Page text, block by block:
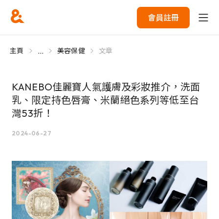
會員註冊
主頁 ... 美容保健 文章
KANEBO佳麗寶人氣護膚及彩妝推介，洗面
乳、限定持色唇膏、米蘭絕色系列等低至台
灣53折！
2024-06-27